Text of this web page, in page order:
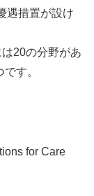
遇措置が設け
20の分野があ
す。
for Care